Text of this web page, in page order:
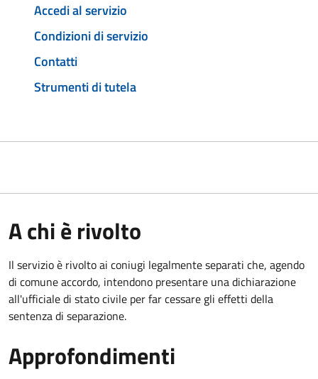
Accedi al servizio
Condizioni di servizio
Contatti
Strumenti di tutela
A chi è rivolto
Il servizio è rivolto ai coniugi legalmente separati che, agendo
di comune accordo, intendono presentare una dichiarazione
all'ufficiale di stato civile per far cessare gli effetti della
sentenza di separazione.
Approfondimenti